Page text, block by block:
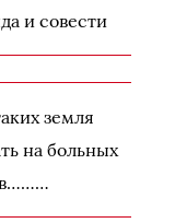
и совести
земля
на больных